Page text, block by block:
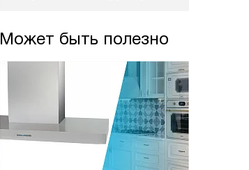
Может быть полезно